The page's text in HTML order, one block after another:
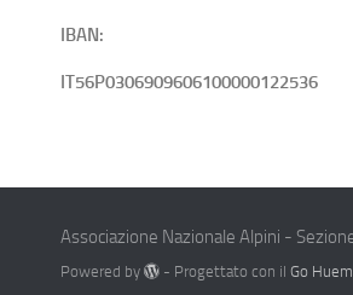
IBAN:
IT56P0306909606100000122536
Associazione Nazionale Alpini -
Powered by - Progettato con ilGo